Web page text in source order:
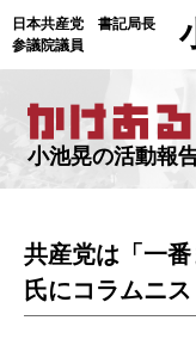
日本共産党 書記局長
参議院議員
小池晃の活動報
共産党は「一
氏にコラムニス